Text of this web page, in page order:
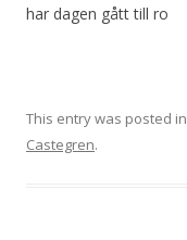
har dagen gått till ro
This entry was posted in
Castegren.